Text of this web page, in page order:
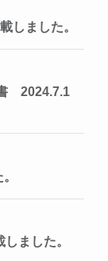
しました。
2024.7.1
ました。